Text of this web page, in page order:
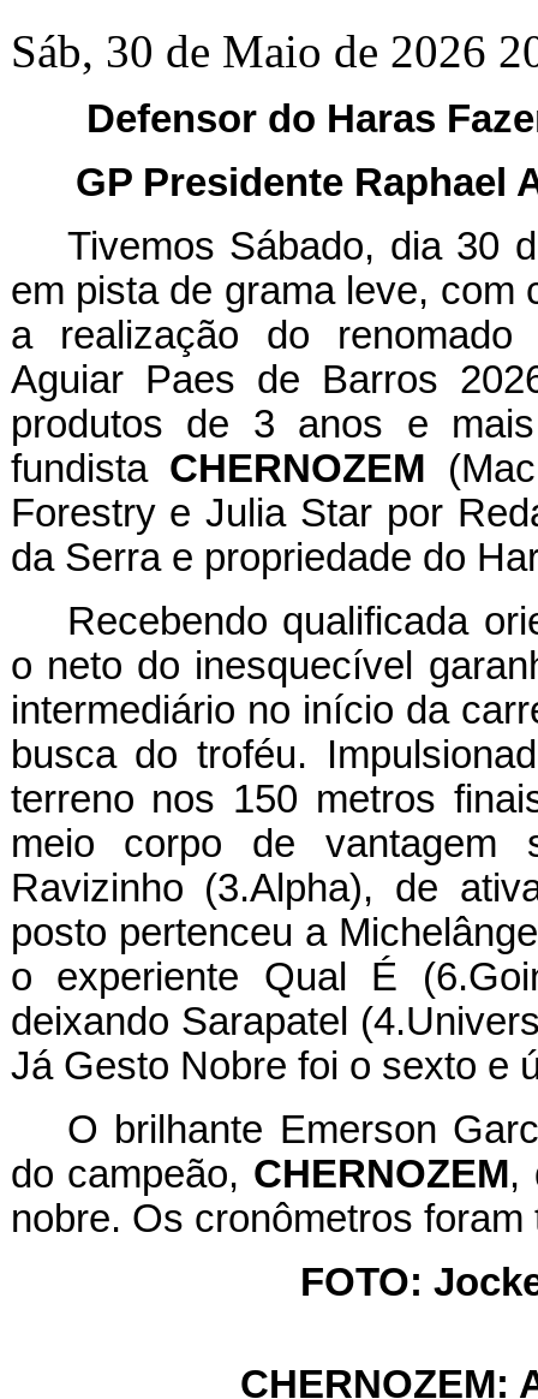
Sáb, 30 de Maio de 2026
Defensor do Haras
GP Presidente Raphael
Tivemos Sábado, dia 30
em pista de grama leve, com
a realização do renomado
Aguiar Paes de Barros
produtos de 3 anos e
fundista CHERNOZEM
Forestry e Julia Star por
da Serra e propriedade do
Recebendo qualificada
o neto do inesquecível
intermediário no início da
busca do troféu.
terreno nos 150 metros
meio corpo de vantagem
Ravizinho (3.Alpha), de
posto pertenceu a
o experiente Qual É
deixando Sarapatel
Já Gesto Nobre foi o sexto e
O brilhante Emerson
do campeão, CHERNOZEM,
nobre. Os cronômetros
FOTO:
CHERNOZEM: